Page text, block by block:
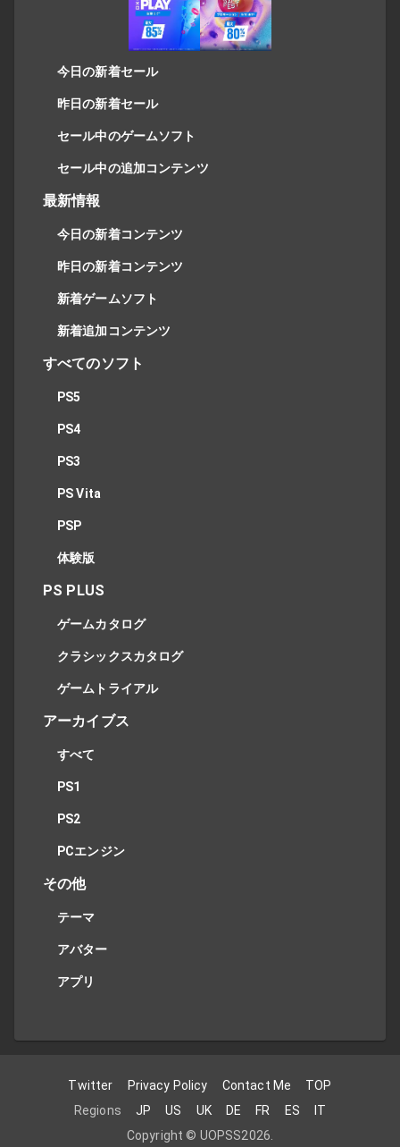
今日の新着セール
昨日の新着セール
セール中のゲームソフト
セール中の追加コンテンツ
最新情報
今日の新着コンテンツ
昨日の新着コンテンツ
新着ゲームソフト
新着追加コンテンツ
すべてのソフト
PS5
PS4
PS3
PS Vita
PSP
体験版
PS PLUS
ゲームカタログ
クラシックスカタログ
ゲームトライアル
アーカイブス
すべて
PS1
PS2
PCエンジン
その他
テーマ
アバター
アプリ
Twitter Privacy Policy Contact Me
TOP
Regions
JP US UK DE FR ES
IT
Copyright © UOPSS2026